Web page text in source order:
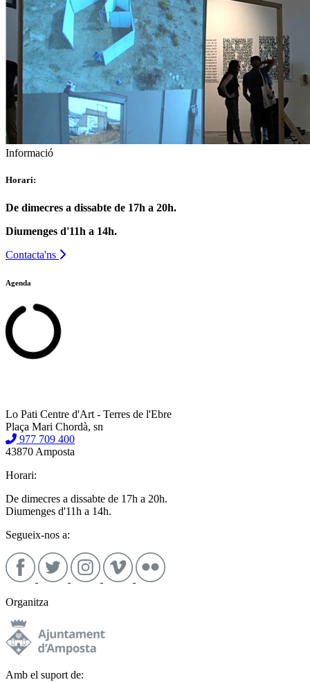
Informació
Horari:
De dimecres a dissabte de 17h a 20h.
Diumenges d'11h a 14h.
Contacta'ns
Agenda
Lo Pati Centre d'Art - Terres de l'Ebre
Plaça Mari Chordà, sn
977 709 400
43870 Amposta
Horari:
De dimecres a dissabte de 17h a 20h.
Diumenges d'11h a 14h.
Segueix-nos a:
Organitza
Amb el suport de: